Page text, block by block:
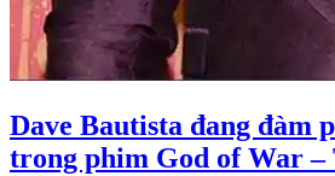
Dave Bautista đang đàm
trong phim God of War –